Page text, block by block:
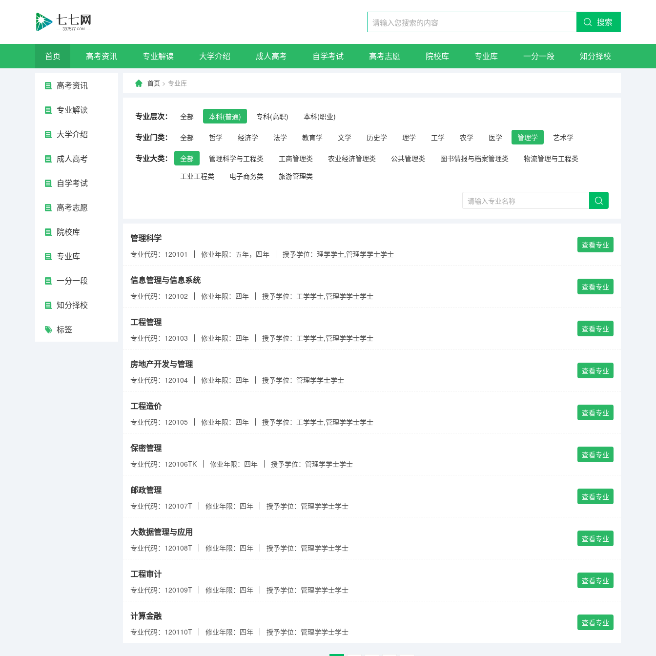
搜索
首页 高考资讯 专业解读 大学介绍 成人高考 自学考试 高考志愿 院校库 专业库 一分一段 知分择校
高考资讯
专业解读
大学介绍
成人高考
自学考试
高考志愿
院校库
专业库
一分一段
知分择校
标签
首页 > 专业库
专业层次： 全部 本科(普通) 专科(高职) 本科(职业)
专业门类： 全部 哲学 经济学 法学 教育学 文学 历史学 理学 工学 农学 医学 管理学 艺术学
专业大类： 全部 管理科学与工程类 工商管理类 农业经济管理类 公共管理类 图书情报与档案管理类
物流管理与工程类
工业工程类
电子商务类 旅游管理类
管理科学
专业代码：120101 修业年限：五年，四年 授予学位：理学学士,管理学学士学士
查看专业
信息管理与信息系统
专业代码：120102 修业年限：四年 授予学位：工学学士,管理学学士学士
查看专业
工程管理
专业代码：120103 修业年限：四年 授予学位：工学学士,管理学学士学士
查看专业
房地产开发与管理
专业代码：120104 修业年限：四年 授予学位：管理学学士学士
查看专业
工程造价
专业代码：120105 修业年限：四年 授予学位：工学学士,管理学学士学士
查看专业
保密管理
专业代码：120106TK 修业年限：四年 授予学位：管理学学士学士
查看专业
邮政管理
专业代码：120107T 修业年限：四年 授予学位：管理学学士学士
查看专业
大数据管理与应用
专业代码：120108T 修业年限：四年 授予学位：管理学学士学士
查看专业
工程审计
专业代码：120109T 修业年限：四年 授予学位：管理学学士学士
查看专业
计算金融
专业代码：120110T 修业年限：四年 授予学位：管理学学士学士
查看专业